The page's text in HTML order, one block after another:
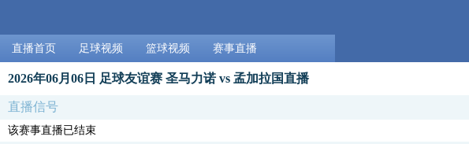
直播首页 足球视频 篮球视频 赛事直播
2026年06月06日 足球友谊赛 圣马力诺 vs 孟加拉国直播
直播信号
该赛事直播已结束